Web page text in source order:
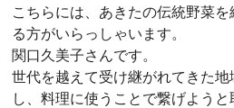
o
o
k
a
t
こちらには、あきたの伝統野菜
る方がいらっしゃいます。
関口久美子さんです。
世代を越えて受け継がれてきた
し、料理に使うことで繋げようと